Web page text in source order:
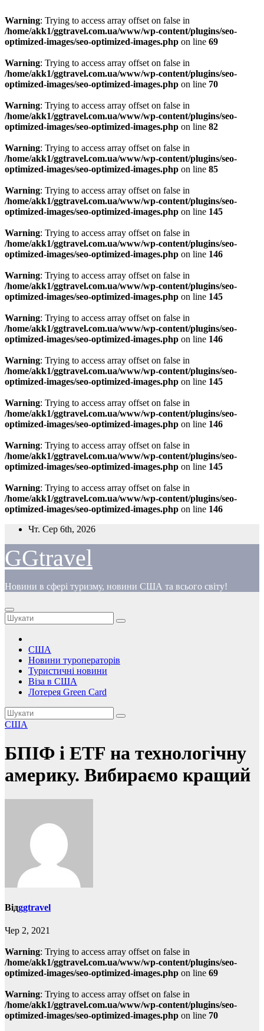
Warning: Trying to access array offset on false in
/home/akk1/ggtravel.com.ua/www/wp-content/plugins/seo-
optimized-images/seo-optimized-images.php on line 69
Warning: Trying to access array offset on false in
/home/akk1/ggtravel.com.ua/www/wp-content/plugins/seo-
optimized-images/seo-optimized-images.php on line 70
Warning: Trying to access array offset on false in
/home/akk1/ggtravel.com.ua/www/wp-content/plugins/seo-
optimized-images/seo-optimized-images.php on line 82
Warning: Trying to access array offset on false in
/home/akk1/ggtravel.com.ua/www/wp-content/plugins/seo-
optimized-images/seo-optimized-images.php on line 85
Warning: Trying to access array offset on false in
/home/akk1/ggtravel.com.ua/www/wp-content/plugins/seo-
optimized-images/seo-optimized-images.php on line 145
Warning: Trying to access array offset on false in
/home/akk1/ggtravel.com.ua/www/wp-content/plugins/seo-
optimized-images/seo-optimized-images.php on line 146
Warning: Trying to access array offset on false in
/home/akk1/ggtravel.com.ua/www/wp-content/plugins/seo-
optimized-images/seo-optimized-images.php on line 145
Warning: Trying to access array offset on false in
/home/akk1/ggtravel.com.ua/www/wp-content/plugins/seo-
optimized-images/seo-optimized-images.php on line 146
Warning: Trying to access array offset on false in
/home/akk1/ggtravel.com.ua/www/wp-content/plugins/seo-
optimized-images/seo-optimized-images.php on line 145
Warning: Trying to access array offset on false in
/home/akk1/ggtravel.com.ua/www/wp-content/plugins/seo-
optimized-images/seo-optimized-images.php on line 146
Warning: Trying to access array offset on false in
/home/akk1/ggtravel.com.ua/www/wp-content/plugins/seo-
optimized-images/seo-optimized-images.php on line 145
Warning: Trying to access array offset on false in
/home/akk1/ggtravel.com.ua/www/wp-content/plugins/seo-
optimized-images/seo-optimized-images.php on line 146
Перейти
вмісту
Чт. Сер 6th, 2026
GGtravel
Новини в сфері туризму, новини США та всього світу!
США
Новини туроператорів
Туристичні новини
Віза в США
Лотерея Green Card
США
БПІФ і ETF на технологічну
америку. Вибираємо кращий
Відggtravel
Чер 2, 2021
Warning: Trying to access array offset on false in
/home/akk1/ggtravel.com.ua/www/wp-content/plugins/seo-
optimized-images/seo-optimized-images.php on line 69
Warning: Trying to access array offset on false in
/home/akk1/ggtravel.com.ua/www/wp-content/plugins/seo-
optimized-images/seo-optimized-images.php on line 70